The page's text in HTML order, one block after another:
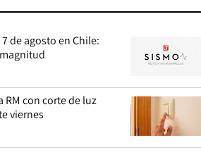
de agosto en Chile:
RM con corte de luz
viernes